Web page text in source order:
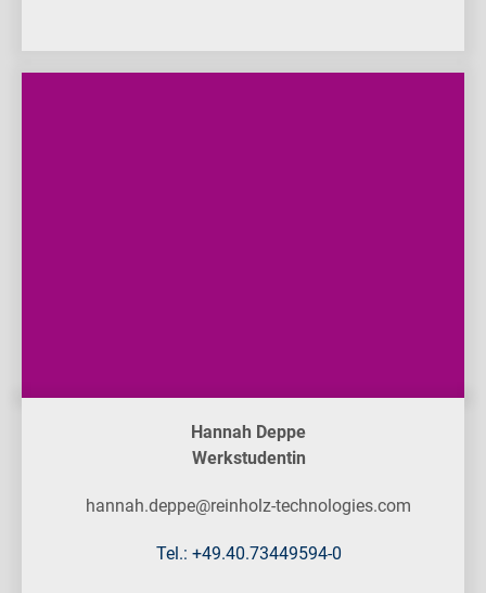
Hannah Deppe
Werkstudentin
hannah.deppe@reinholz-technologies.com
Tel.: +49.40.73449594-0